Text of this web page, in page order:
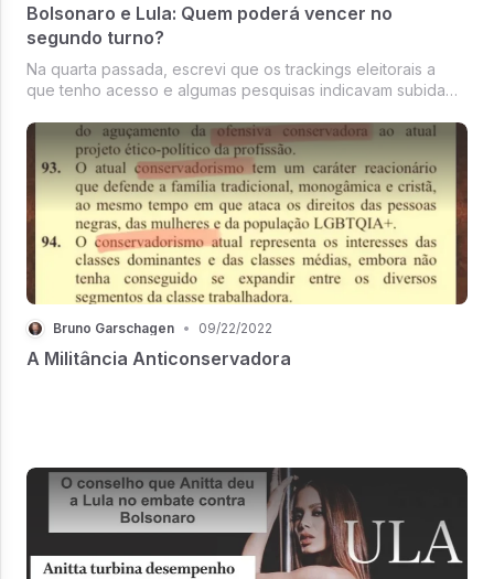
Bolsonaro e Lula: Quem poderá vencer no
segundo turno?
Na quarta passada, escrevi que os trackings eleitorais a
que tenho acesso e algumas pesquisas indicavam subida
naquele momento, havia empate técnico com pequena
vantagem para Bolsonar...
Bruno Garschagen • 09/22/2022
A Militância Anticonservadora